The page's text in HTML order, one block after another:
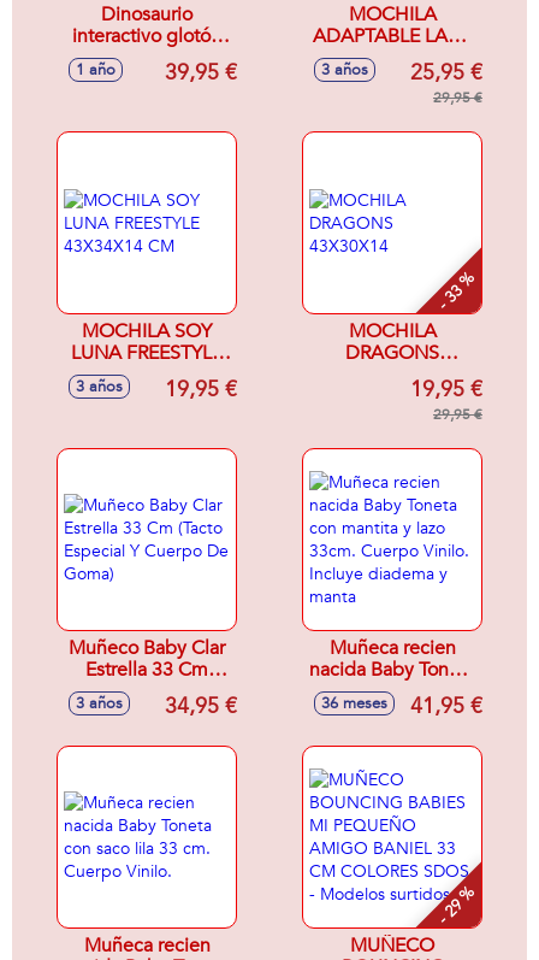
Dinosaurio
interactivo glotón
infantil cuenta y
aprende a contar
1 año 39,95 €
MOCHILA
ADAPTABLE LADY
BUG AMOUR
43X32X14 CM
3 años 25,95 €
29,95 €
MOCHILA SOY
LUNA FREESTYLE
43X34X14 CM
3 años 19,95 €
- 33 %
MOCHILA
DRAGONS
43X30X1419,95 €
29,95 €
Muñeco Baby Clar
Estrella 33 Cm
(Tacto Especial Y
Cuerpo De Goma)
3 años 34,95 €
Muñeca recien
nacida Baby Toneta
con mantita y lazo
33cm. Cuerpo
36 meses 41,95 €
Muñeca recien
- 29 %
MUÑECO